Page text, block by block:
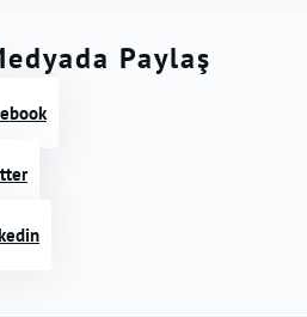
Paylaş